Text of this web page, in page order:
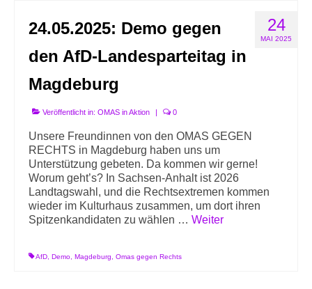
24
MAI 2025
24.05.2025: Demo gegen
den AfD-Landesparteitag in
Magdeburg
Veröffentlicht in: OMAS in Aktion | 0
Unsere Freundinnen von den OMAS GEGEN
RECHTS in Magdeburg haben uns um
Unterstützung gebeten. Da kommen wir gerne!
Worum geht’s? In Sachsen-Anhalt ist 2026
Landtagswahl, und die Rechtsextremen kommen
wieder im Kulturhaus zusammen, um dort ihren
Spitzenkandidaten zu wählen … Weiter
AfD Demo Magdeburg Omas gegen Rechts